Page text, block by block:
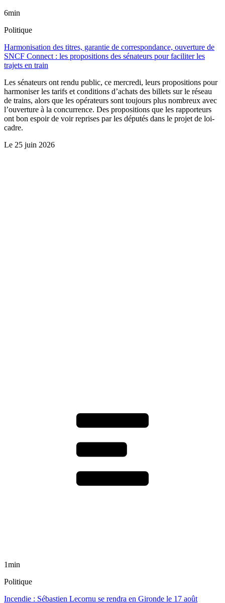
6min
Politique
Harmonisation des titres, garantie de correspondance, ouverture de
SNCF Connect : les propositions des sénateurs pour faciliter les
trajets en train
Les sénateurs ont rendu public, ce mercredi, leurs propositions pour
harmoniser les tarifs et conditions d’achats des billets sur le réseau
de trains, alors que les opérateurs sont toujours plus nombreux avec
l’ouverture à la concurrence. Des propositions que les rapporteurs
ont bon espoir de voir reprises par les députés dans le projet de loi-
cadre.
Le 25 juin 2026
1min
Politique
Incendie : Sébastien Lecornu se rendra en Gironde le 17 août